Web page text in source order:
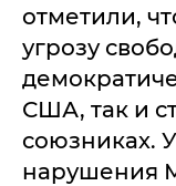
отметили,
угрозу
США, так и
союзниках.
нарушения